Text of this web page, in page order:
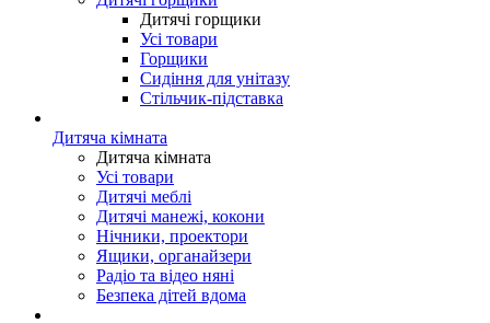
Дитячі горщики
Усі товари
Горщики
Сидіння для унітазу
Стільчик-підставка
Дитяча кімната
Дитяча кімната
Усі товари
Дитячі меблі
Дитячі манежі, кокони
Нічники, проектори
Ящики, органайзери
Радіо та відео няні
Безпека дітей вдома